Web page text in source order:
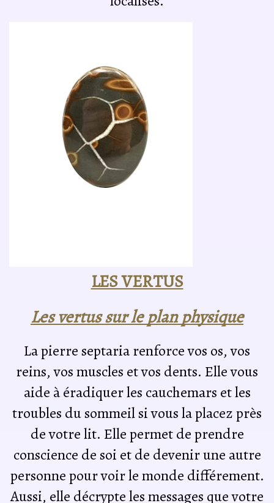
LES VERTUS
Les vertus sur le plan physique
La pierre septaria renforce vos os, vos
reins, vos muscles et vos dents. Elle vous
aide à éradiquer les cauchemars et les
troubles du sommeil si vous la placez près
de votre lit. Elle permet de prendre
conscience de soi et de devenir une autre
personne pour voir le monde différement.
Aussi, elle décrypte les messages que votre